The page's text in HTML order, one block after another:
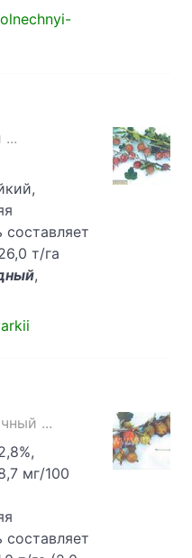
...
т/га
,
...
мг/100